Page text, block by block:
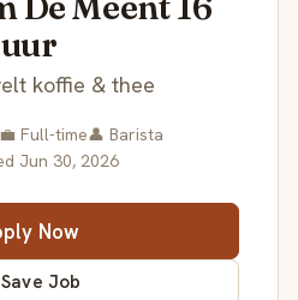
uur
koffie & thee
💼 Full-time👤 Barista
Jun 30, 2026
Now
Job